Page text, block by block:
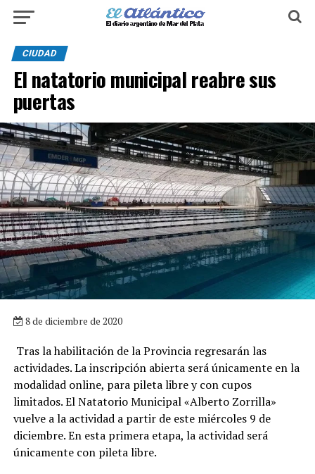
CIUDAD
El natatorio municipal reabre sus
puertas
8 de diciembre de 2020
Tras la habilitación de la Provincia regresarán las
actividades. La inscripción abierta será únicamente en la
modalidad online, para pileta libre y con cupos
limitados. El Natatorio Municipal «Alberto Zorrilla»
vuelve a la actividad a partir de este miércoles 9 de
diciembre. En esta primera etapa, la actividad será
únicamente con pileta libre.